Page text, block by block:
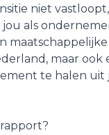
niet
jou als
maar ook
te halen uit